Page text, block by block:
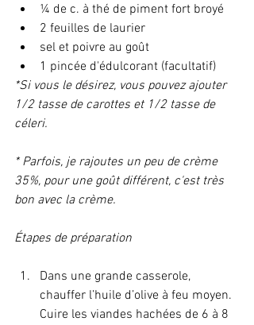
¼ de c. à thé de piment fort broyé
2 feuilles de laurier
sel et poivre au goût
1 pincée d'édulcorant (facultatif)
*Si vous le désirez, vous pouvez ajouter
1/2 tasse de carottes et 1/2 tasse de
céleri.
* Parfois, je rajoutes un peu de crème
35%, pour une goût différent, c'est très
bon avec la crème.
Étapes de préparation
Dans une grande casserole,
chauffer l’huile d’olive à feu moyen.
Cuire les viandes hachées de 6 à 8